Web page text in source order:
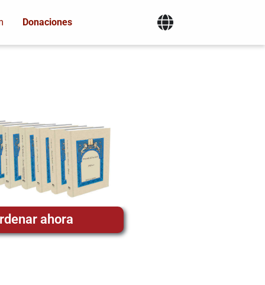
Donaciones
ahora